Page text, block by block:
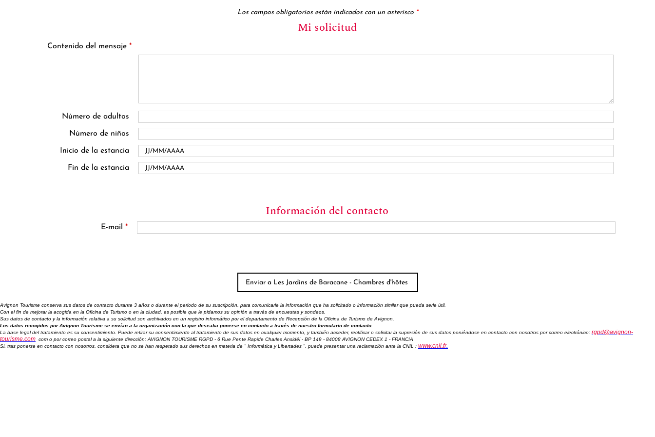
Los campos obligatorios están indicados con un asterisco *
Mi solicitud
Contenido del mensaje*
Número de adultos
Número de niños
Inicio de la estancia
Fin de la estancia
Información del contacto
E-mail*
Avignon Tourisme conserva sus datos de contacto durante 3 años o durante el periodo de su suscripción, para comunicarle la información que ha solicitado o información similar que pueda serle útil.
Con el fin de mejorar la acogida en la Oficina de Turismo o en la ciudad, es posible que le pidamos su opinión a través de encuestas y sondeos.
Sus datos de contacto y la información relativa a su solicitud son archivados en un registro informático por el departamento de Recepción de la Oficina de Turismo de Avignon.
Los datos recogidos por Avignon Tourisme se envían a la organización con la que deseaba ponerse en contacto a través de nuestro formulario de contacto.
La base legal del tratamiento es su consentimiento. Puede retirar su consentimiento al tratamiento de sus datos en cualquier momento, y también acceder, rectificar o solicitar la supresión de sus datos poniéndose en contacto con nosotros por correo electrónico: rgpd@avignon-
tourisme.com com o por correo postal a la siguiente dirección: AVIGNON TOURISME RGPD - 6 Rue Pente Rapide Charles Ansidéi - BP 149 - 84008 AVIGNON CEDEX 1 - FRANCIA
Si, tras ponerse en contacto con nosotros, considera que no se han respetado sus derechos en materia de " Informática y Libertades ", puede presentar una reclamación ante la CNIL : www.cnil.fr.